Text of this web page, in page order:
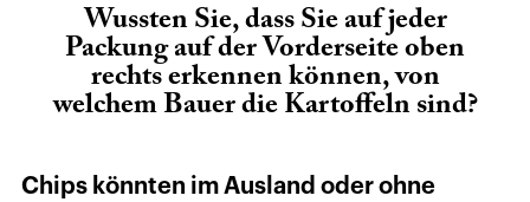
Wussten Sie, dass Sie auf jeder
Packung auf der Vorderseite oben
rechts erkennen können, von
welchem Bauer die Kartoffeln sind?
Chips könnten im Ausland oder ohne